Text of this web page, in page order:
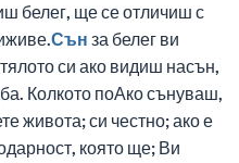
белег, ще се отличиш с
Сън за белег ви
си ако видиш насън,
Колкото поАко сънуваш,
живота; си честно; ако е
която ще; Ви